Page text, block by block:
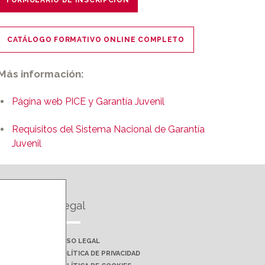
CATÁLOGO FORMATIVO ONLINE COMPLETO
información:
Página web PICE y Garantía Juvenil
Requisitos del Sistema Nacional de Garantía
Juvenil
Legal
AVISO LEGAL
POLÍTICA DE PRIVACIDAD